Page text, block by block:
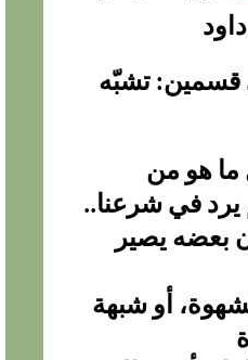
قسمين: تشبّه
ما هو من
يرد في شرعنا..
بعضه يصير
أو شبهة